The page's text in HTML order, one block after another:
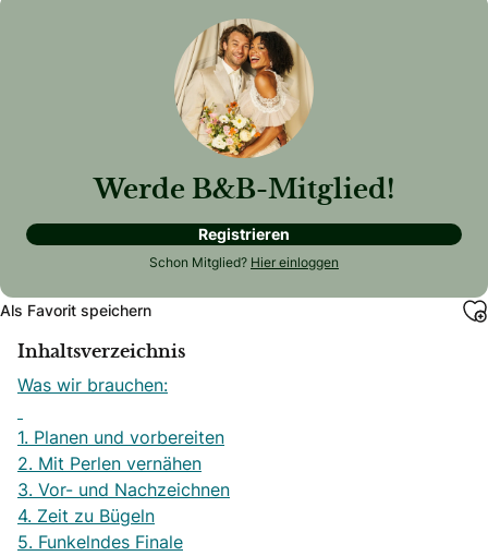
Werde B&B-Mitglied!
Registrieren
Schon Mitglied? Hier einloggen
Als Favorit speichern
Inhaltsverzeichnis
Was wir brauchen:
1. Planen und vorbereiten
2. Mit Perlen vernähen
3. Vor- und Nachzeichnen
4. Zeit zu Bügeln
5. Funkelndes Finale